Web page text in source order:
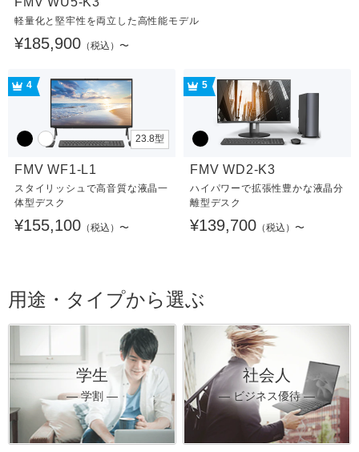
FMV WU5-K3
軽量化と堅牢性を両立した高性能モデル
¥185,900 （税込）〜
4
23.8型
FMV WF1-L1
スタイリッシュで高音質な液晶一
体型デスク
¥155,100 （税込）〜
5
FMV WD2-K3
ハイパワーで拡張性豊かな液晶分
離型デスク
¥139,700 （税込）〜
用途・タイプから選ぶ
学生
― 学割 ―
社会人
― ビジネス優待 ―